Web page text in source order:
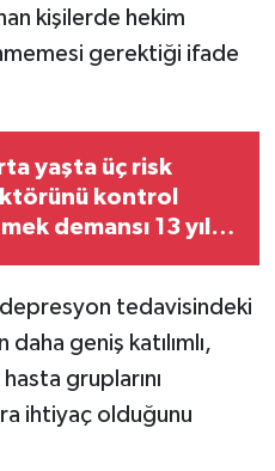
kişilerde hekim
gerektiği ifade
yaşta üç risk
kontrol
demansı 13 yıl
depresyon tedavisindeki
geniş katılımlı,
gruplarını
ihtiyaç olduğunu